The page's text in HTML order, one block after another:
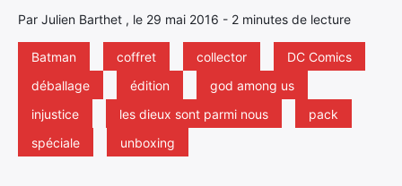
Par Julien Barthet , le 29 mai 2016 - 2 minutes de lecture
Batman coffret collector
DC Comics
déballage
édition
god among us
injustice
les dieux sont parmi nous
pack
spéciale
unboxing